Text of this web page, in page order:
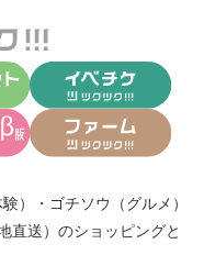
） ・ ゴチソウ（グルメ）
直送） のショッピングと